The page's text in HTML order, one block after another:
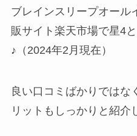
ブレインスリープオール
販サイト楽天市場で星4
♪（2024年2月現在）
良い口コミばかりではな
リットもしっかりと紹介